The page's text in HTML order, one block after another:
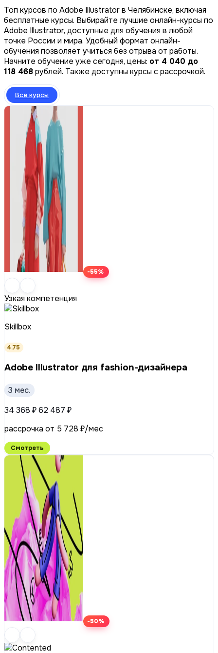
Топ курсов по Adobe Illustrator в Челябинске, включая
бесплатные курсы. Выбирайте лучшие онлайн-курсы по
Adobe Illustrator, доступные для обучения в любой
точке России и мира. Удобный формат онлайн-
обучения позволяет учиться без отрыва от работы.
Начните обучение уже сегодня, цены: от 4 040 до
118 468рублей. Также доступны курсы с рассрочкой.
Все курсы
-55%
Узкая компетенция
Skillbox
4.75
Adobe Illustrator для fashion-дизайнера
3 мес.
34 368 ₽62 487 ₽
рассрочка от 5 728 ₽/мес
Смотреть
-50%